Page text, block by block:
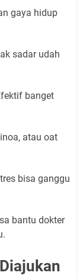
gaya hidup
sadar udah
banget
atau oat
bisa ganggu
bantu dokter